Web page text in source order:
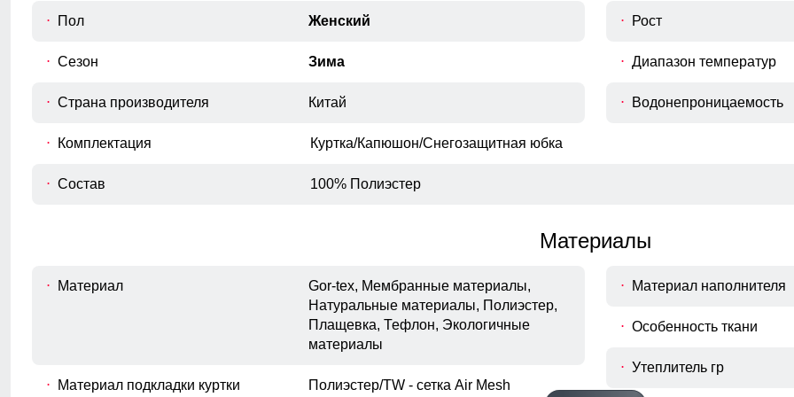
Материал подкладки
Расстояние от подмышечного шва
точкам ягодиц.
Пол Женский
Сезон Зима
Страна производителя Китай
Рост
Диапазон температур
Водонепроницаемость
Комплектация Куртка/Капюшон/Снегозащитная юбка
Состав 100% Полиэстер
Материалы
Материал
Gor-tex, Мембранные материалы,
Натуральные материалы, Полиэстер,
Плащевка, Тефлон, Экологичные
материалы
Материал подкладки куртки Полиэстер/TW - сетка Air Mesh
Материал наполнителя
Особенность ткани
Утеплитель гр